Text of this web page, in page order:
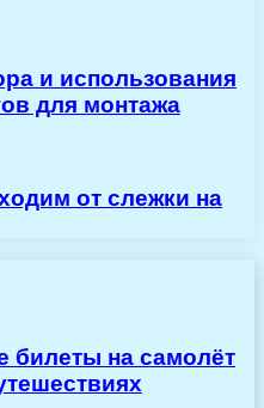
и использования
для монтажа
от слежки на
билеты на самолёт